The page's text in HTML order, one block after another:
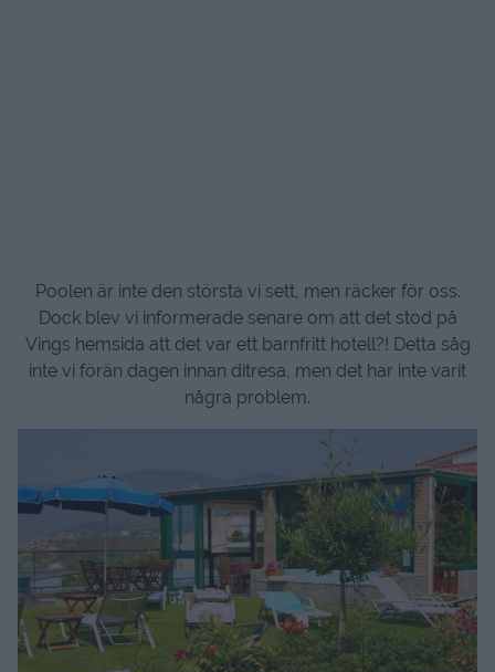
Poolen är inte den största vi sett, men räcker för oss.
Dock blev vi informerade senare om att det stod på
Vings hemsida att det var ett barnfritt hotell?! Detta såg
inte vi förän dagen innan ditresa, men det har inte varit
några problem.